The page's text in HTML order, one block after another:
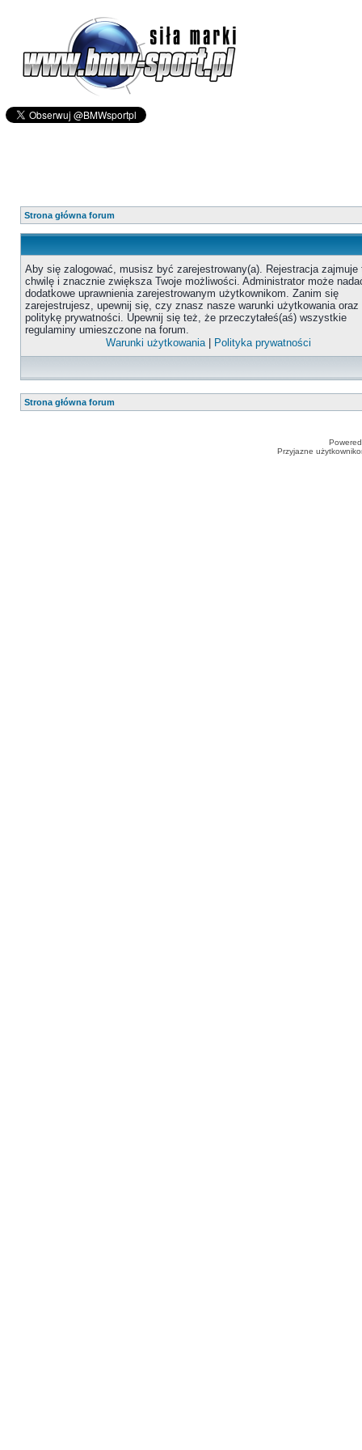
Strona główna forum
Aby się zalogować, musisz być zarejestrowany(a). Rejestracja zajmuje
chwilę i znacznie zwiększa Twoje możliwości. Administrator może
dodatkowe uprawnienia zarejestrowanym użytkownikom. Zanim się
zarejestrujesz, upewnij się, czy znasz nasze warunki użytkowania oraz
politykę prywatności. Upewnij się też, że przeczytałeś(aś) wszystkie
regulaminy umieszczone na forum.
Warunki użytkowania| Polityka prywatności
Strona główna forum
Przyjazne